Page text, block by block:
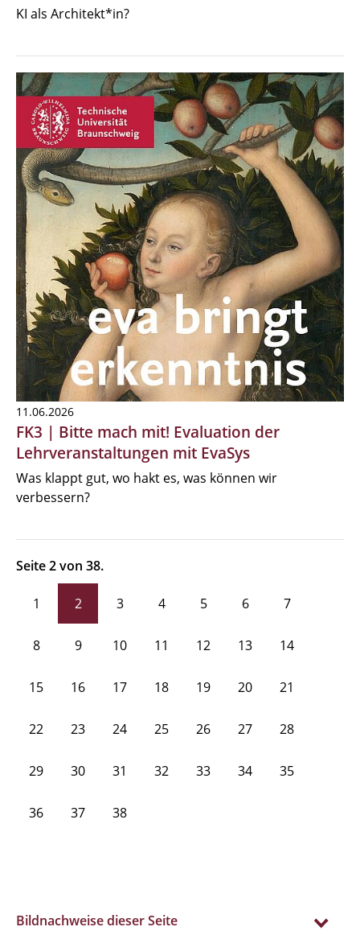
KI als Architekt*in?
11.06.2026
FK3 | Bitte mach mit! Evaluation der
Lehrveranstaltungen mit EvaSys
Was klappt gut, wo hakt es, was können wir
verbessern?
Seite 2 von 38.
1 2 3 4 5 6 7
8 9 10 11 12 13 14
15 16 17 18 19 20 21
22 23 24 25 26 27 28
29 30 31 32 33 34 35
36 37 38
Bildnachweise dieser Seite